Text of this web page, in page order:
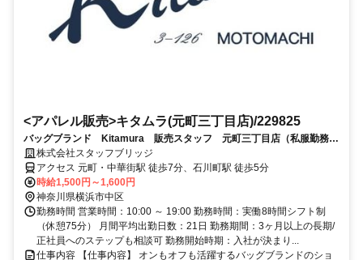
<アパレル販売>キタムラ(元町三丁目店)/229825
バッグブランド Kitamura 販売スタッフ 元町三丁目店（私服勤務・
前払い可・交通費全額支給）
株式会社スタッフブリッジ
アクセス 元町・中華街駅 徒歩7分、石川町駅 徒歩5分
時給1,500円～1,600円
神奈川県横浜市中区
勤務時間 営業時間：10:00 ～ 19:00 勤務時間：実働8時間シフト制
（休憩75分） 月間平均出勤日数：21日 勤務期間：3ヶ月以上の長期/
正社員へのステップも相談可 勤務開始時期：入社が決まり...
仕事内容 【仕事内容】 オンもオフも活躍するバッグブランドのショ